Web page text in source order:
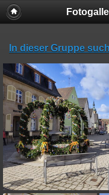
In dieser Gruppe